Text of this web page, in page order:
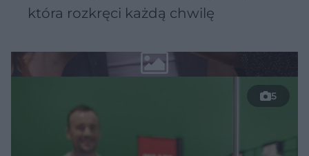
która rozkręci każdą chwilę
5